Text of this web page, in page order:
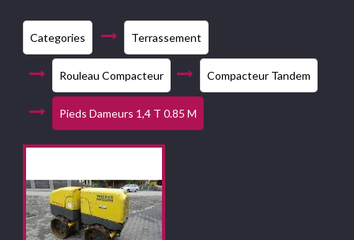
Categories Terrassement
Rouleau Compacteur Compacteur Tandem
Pieds Dameurs 1,4 T 0.85 M